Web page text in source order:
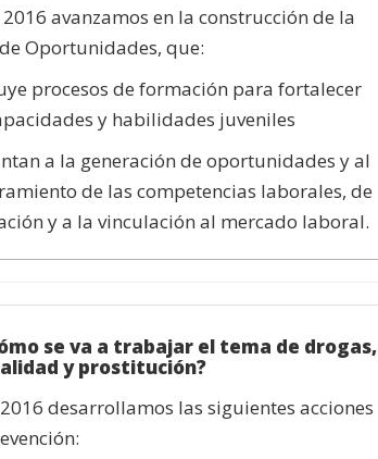
2016 avanzamos en la construcción de la
Oportunidades, que:
procesos de formación para fortalecer
y habilidades juveniles
a la generación de oportunidades y al
de las competencias laborales, de
y a la vinculación al mercado laboral.
se va a trabajar el tema de drogas,
y prostitución?
desarrollamos las siguientes acciones